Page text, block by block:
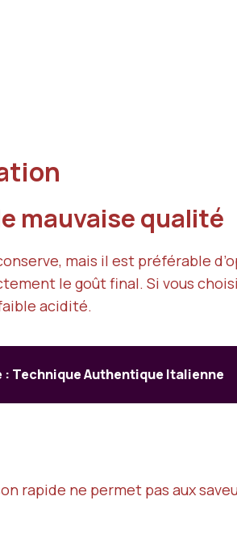
mauvaise qualité
mais il est préférable
le goût final. Si vous
acidité.
Technique Authentique Italienne
rapide ne permet pas aux